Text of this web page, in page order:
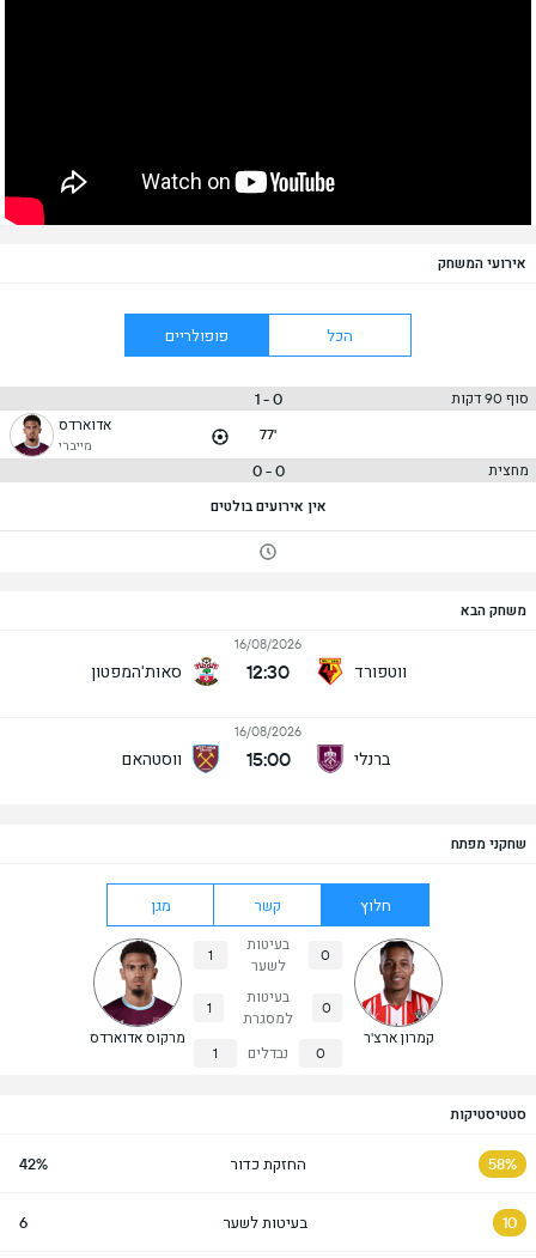
אירועי המשחק
הכל פופולריים
סוף 90 דקות 0 - 1
77'
אדוארדס
מייברי
מחצית 0 - 0
אין אירועים בולטים
משחק הבא
ווטפורד
16/08/2026
12:30 סאות'המפטון
ברנלי
16/08/2026
15:00 ווסטהאם
שחקני מפתח
חלוץ קשר מגן
קמרון ארצ'ר
0
בעיטות
לשער
1
0
בעיטות
למסגרת
1
0 נבדלים 1
מרקוס אדוארדס
סטטיסטיקות
58% החזקת כדור 42%
10 בעיטות לשער 6